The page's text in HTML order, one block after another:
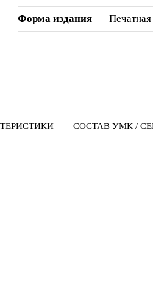
Форма издания Печатная
СОСТАВ УМК /